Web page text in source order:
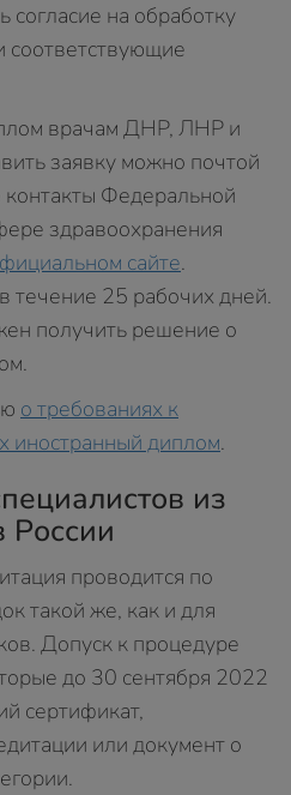
на обработку
соответствующие
врачам ДНР, ЛНР и
заявку можно почтой
Федеральной
здравоохранения
сайте.
течение 25 рабочих дней.
получить решение о
о требованиях к
иностранный диплом.
из
России
проводится по
такой же, как и для
Допуск к процедуре
до 30 сентября 2022
сертификат,
или документ о